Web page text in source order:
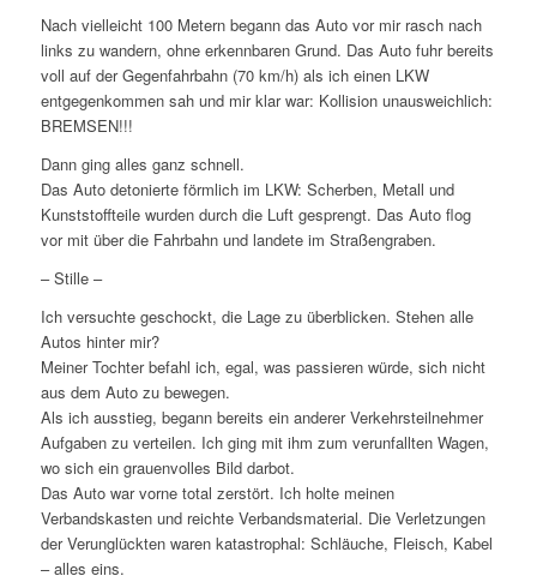
Nach vielleicht 100 Metern begann das Auto vor mir rasch nach
links zu wandern, ohne erkennbaren Grund. Das Auto fuhr bereits
voll auf der Gegenfahrbahn (70 km/h) als ich einen LKW
entgegenkommen sah und mir klar war: Kollision unausweichlich:
BREMSEN!!!
Dann ging alles ganz schnell.
Das Auto detonierte förmlich im LKW: Scherben, Metall und
Kunststoffteile wurden durch die Luft gesprengt. Das Auto flog
vor mit über die Fahrbahn und landete im Straßengraben.
– Stille –
Ich versuchte geschockt, die Lage zu überblicken. Stehen alle
Autos hinter mir?
Meiner Tochter befahl ich, egal, was passieren würde, sich nicht
aus dem Auto zu bewegen.
Als ich ausstieg, begann bereits ein anderer Verkehrsteilnehmer
Aufgaben zu verteilen. Ich ging mit ihm zum verunfallten Wagen,
wo sich ein grauenvolles Bild darbot.
Das Auto war vorne total zerstört. Ich holte meinen
Verbandskasten und reichte Verbandsmaterial. Die Verletzungen
der Verunglückten waren katastrophal: Schläuche, Fleisch, Kabel
– alles eins.